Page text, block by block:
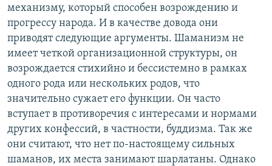
механизму, который способен возрождению и
прогрессу народа. И в качестве довода они
приводят следующие аргументы. Шаманизм не
имеет четкой организационной структуры, он
возрождается стихийно и бессистемно в рамках
одного рода или нескольких родов, что
значительно сужает его функции. Он часто
вступает в противоречия с интересами и нормами
других конфессий, в частности, буддизма. Так же
они считают, что нет по-настоящему сильных
шаманов, их места занимают шарлатаны. Однако